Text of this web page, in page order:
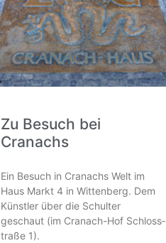
Zu Besuch bei
Cranachs
Ein Besuch in Cra­nachs Welt im
Haus Markt 4 in Wit­ten­berg. Dem
Künst­ler über die Schul­ter
geschaut (im Cra­nach-Hof Schlos­s­
tra­ße 1).